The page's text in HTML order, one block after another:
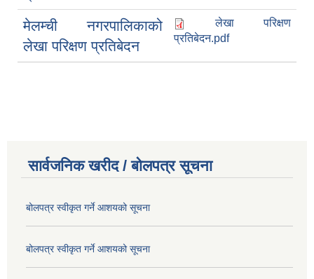
मेलम्ची नगरपालिकाको
लेखा परिक्षण प्रतिबेदन
लेखा परिक्षण
प्रतिबेदन.pdf
सार्वजनिक खरीद / बोलपत्र सूचना
बोलपत्र स्वीकृत गर्ने आशयको सूचना
बोलपत्र स्वीकृत गर्ने आशयको सूचना